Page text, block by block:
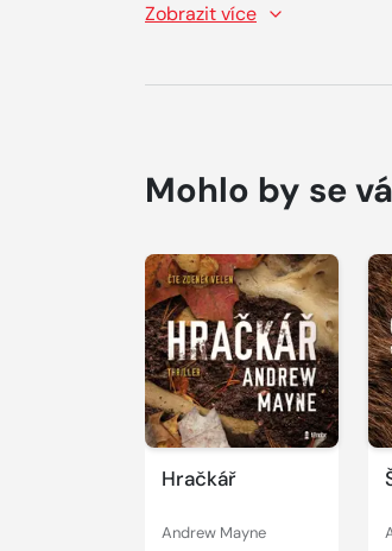
Zobrazit více
Mohlo by se
Hračkář
Andrew Mayne
Přehrát
ukázku